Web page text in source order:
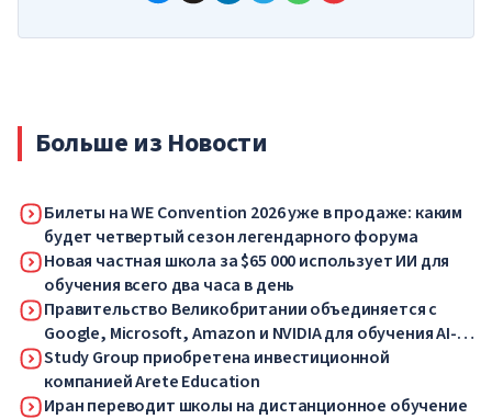
Больше из Новости
Билеты на WE Convention 2026 уже в продаже: каким
будет четвертый сезон легендарного форума
Новая частная школа за $65 000 использует ИИ для
обучения всего два часа в день
Правительство Великобритании объединяется с
Google, Microsoft, Amazon и NVIDIA для обучения AI-
навыкам миллионов работников
Study Group приобретена инвестиционной
компанией Arete Education
Иран переводит школы на дистанционное обучение